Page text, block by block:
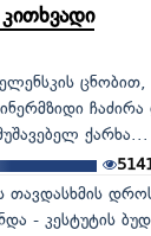
ცნობით,
ჩაძირა
ქარხა...
თავდასხმის
- კესტუტის